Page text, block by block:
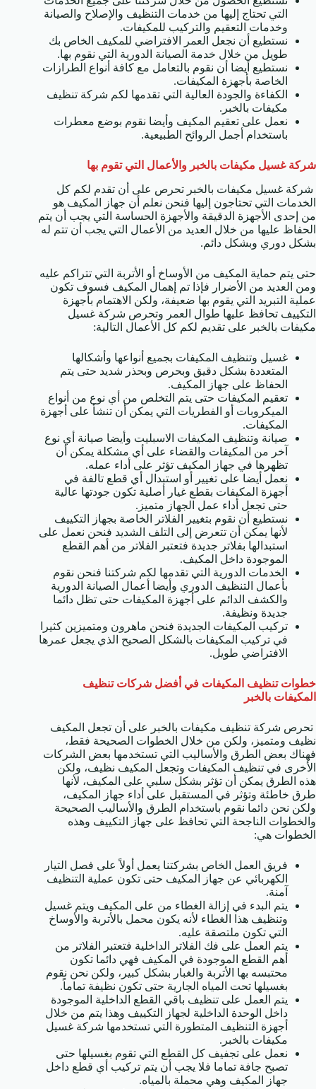
التي تحتاج إليها من خدمات التنظيف والإصلاح والصيانة
وخدمات التعقيم والتركيب للمكيفات.
نستطيع أن نجعل العمر الافتراضي للمكيف الخاص بك
طويل من خلال خدمة الصيانة الدورية التي نقوم بها.
نستطيع أيضا أن نقوم بالتعامل مع كافة أنواع الطرازات
الخاصة بأجهزة المكيفات.
الكفاءة والجودة العالية التي تقدمها لكم شركة تنظيف
مكيفات بالخبر.
نعمل على تعقيم المكيف وأيضا نقوم بوضع معطرات
باستخدام أجمل الروائح الطبيعية.
شركة غسيل مكيفات بالخبر والأعمال التي تقوم بها
شركة غسيل مكيفات بالخبر تحرص على أن تقدم لكم كل
الخدمات التي تحتاجون إليها فنحن نعلم أن جهاز المكيف هو
من إحدى الأجهزة الدقيقة والأجهزة الحساسة التي يجب أن يتم
الحفاظ عليها من خلال العديد من الأعمال التي يجب أن تتم له
بشكل دوري وبشكل دائم.
حتى يتم حماية المكيف من الأوساخ أو الأتربة التي تتراكم عليه
ومن العديد من الأضرار فإذا تم إهمال المكيف فسوف تكون
عملية التبريد التي يقوم بها ضعيفة، ولكن الاهتمام بأجهزة
التكييف تحافظ عليها طوال العمر وتحرص شركة غسيل
مكيفات بالخبر على تقديم لكم كل الأعمال التالية:
غسيل وتنظيف المكيفات بجميع أنواعها وأشكالها
المتعددة بشكل دقيق وبحرص وبحذر شديد حتى يتم
الحفاظ على جهاز المكيف.
تعقيم المكيفات حتى يتم التخلص من أي نوع من أنواع
الميكروبات أو الفطريات التي يمكن أن تنشأ على أجهزة
المكيفات.
صيانة وتنظيف المكيفات الاسبليت وأيضا صيانة أي نوع
آخر من المكيفات والقضاء على أي مشكلة يمكن أن
تظهرها في جهاز المكيف تؤثر على أداء عمله.
نعمل أيضا على تغيير أو استبدال أي قطع تالفة في
أجهزة المكيفات بقطع غيار أصلية تكون جودتها عالية
حتى تجعل أداء عمل الجهاز متميز.
نستطيع أن نقوم بتغيير الفلاتر الخاصة بجهاز التكييف
لأنها يمكن أن تتعرض إلى التلف الشديد فنحن نعمل على
استبدالها بفلاتر جديدة فتعتبر الفلاتر من أهم القطع
الموجودة داخل المكيف.
الخدمات الدورية التي تقدمها لكم شركتنا فنحن نقوم
بأعمال التنظيف الدوري وأيضا أعمال الصيانة الدورية
والكشف الدائم على أجهزة المكيفات حتى تظل دائما
جديدة ونظيفة.
تركيب المكيفات الجديدة فنحن ماهرون ومتميزين كثيرا
في تركيب المكيفات بالشكل الصحيح الذي يجعل عمرها
الافتراضي طويل.
خطوات تنظيف المكيفات في أفضل شركات تنظيف
المكيفات بالخبر
تحرص شركة تنظيف مكيفات بالخبر على أن تجعل المكيف
نظيف ومتميز، ولكن من خلال الخطوات الصحيحة فقط،
فهناك بعض الطرق والأساليب التي تستخدمها بعض الشركات
الأخرى في تنظيف المكيفات وتجعل المكيف نظيف، ولكن
هذه الطرق يمكن أن تؤثر بشكل سلبي على المكيف، لأنها
طرق خاطئة وتؤثر في المستقبل على أداء جهاز المكيف،
ولكن نحن دائما نقوم باستخدام الطرق والأساليب الصحيحة
والخطوات الناجحة التي تحافظ على جهاز التكييف وهذه
الخطوات هي:
فريق العمل الخاص بشركتنا يعمل أولاً على فصل التيار
الكهربائي عن جهاز المكيف حتى تكون عملية التنظيف
آمنة.
يتم البدء في إزالة الغطاء من على المكيف ويتم غسيل
وتنظيف هذا الغطاء لأنه يكون محمل بالأتربة والأوساخ
التي تكون ملتصقة عليه.
يتم العمل على فك الفلاتر الداخلية فتعتبر الفلاتر من
أهم القطع الموجودة في المكيف فهي دائما تكون
محتبسه بها الأتربة والغبار بشكل كبير، ولكن نحن نقوم
بغسيلها تحت المياه الجارية حتى تكون نظيفة تماماً.
يتم العمل على تنظيف باقي القطع الداخلية الموجودة
داخل الوحدة الداخلية لجهاز التكييف وهذا يتم من خلال
أجهزة التنظيف المتطورة التي تستخدمها شركة غسيل
مكيفات بالخبر.
نعمل على تجفيف كل القطع التي تقوم بغسيلها حتى
تصبح جافة تماما فلا يجب أن يتم تركيب أي قطع داخل
جهاز المكيف وهي محملة بالمياه.